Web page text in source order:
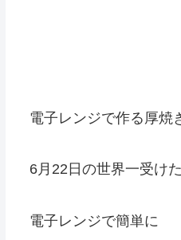
電子レンジで作る厚焼
6月22日の世界一受け
電子レンジで簡単に